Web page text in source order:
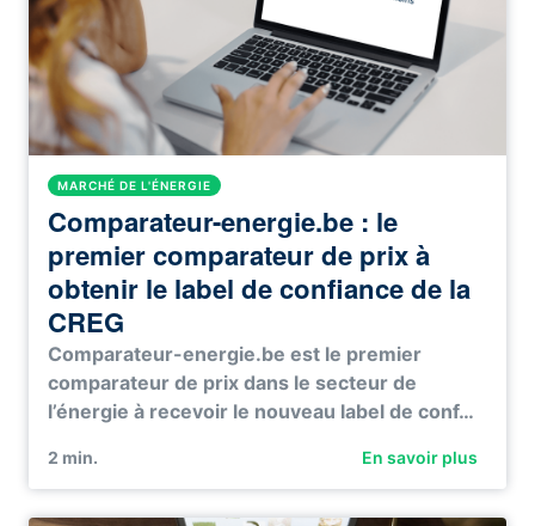
MARCHÉ DE L'ÉNERGIE
Comparateur-energie.be : le
premier comparateur de prix à
obtenir le label de confiance de la
CREG
Comparateur-energie.be est le premier
comparateur de prix dans le secteur de
l’énergie à recevoir le nouveau label de conf…
2 min. En savoir plus